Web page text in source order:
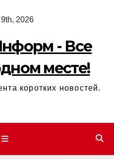
2026
- Все
месте!
коротких новостей.